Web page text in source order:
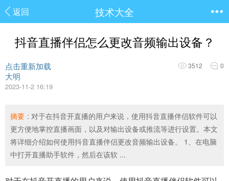
返回 技术大全
抖音直播伴侣怎么更改音频输出设备？
点击重新加载
大明
2023-11-2 16:19
3512 0
摘要 : 对于在抖音开直播的用户来说，使用抖音直播伴侣软件可以
更方便地掌控直播画面，以及对输出设备或推流等进行设置。本文
将详细介绍如何使用抖音直播伴侣更改音频输出设备。 1、在电脑
中打开直播助手软件，然后在该软 ...